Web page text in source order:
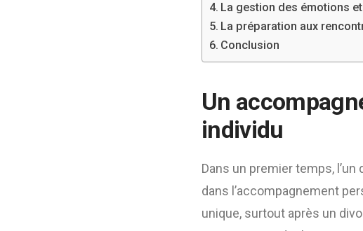
La gestion des émotions
La préparation aux
Conclusion
Un
individu
Dans un premier temps,
dans l’accompagnement
unique, surtout après un